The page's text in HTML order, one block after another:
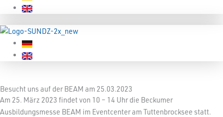
Besucht uns auf der BEAM am 25.03.2023
Am 25. März 2023 findet von 10 – 14 Uhr die Beckumer
Ausbildungsmesse BEAM im Eventcenter am Tuttenbrocksee statt.